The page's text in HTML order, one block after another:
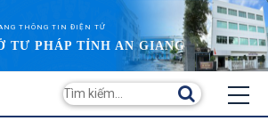
THÔNG TIN ĐIỆN TỬ
TƯ PHÁP TỈNH AN GIANG